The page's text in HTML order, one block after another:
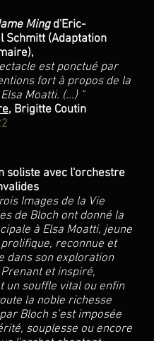
Mingd'Eric-
Schmitt (Adaptation
est ponctué par
fort à propos de la
Moatti. (...) "
, Brigitte Coutin
soliste avec l'orchestre
Images de la Vie
de Bloch ont donné la
à Elsa Moatti, jeune
reconnue et
dans son exploration
et inspiré,
un souffle vital ou enfin
la noble richesse
Bloch s’est imposée
souplesse ou encore